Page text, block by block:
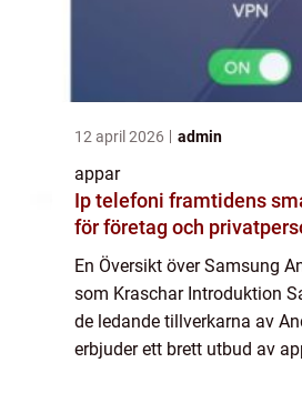
12 april 2026 admin
appar
Ip telefoni framtidens smarta telefoni
för företag och
En Översikt över Samsung
som Kraschar Introduktion
de ledande tillverkarna av
erbjuder ett brett utbud av